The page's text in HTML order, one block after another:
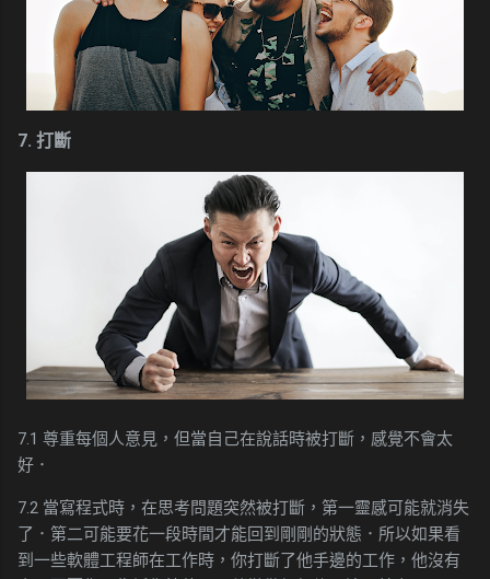
7. 打斷
7.1 尊重每個人意見，但當自己在說話時被打斷，感覺不會太
好．
7.2 當寫程式時，在思考問題突然被打斷，第一靈感可能就消失
了．第二可能要花一段時間才能回到剛剛的狀態．所以如果看
到一些軟體工程師在工作時，你打斷了他手邊的工作，他沒有